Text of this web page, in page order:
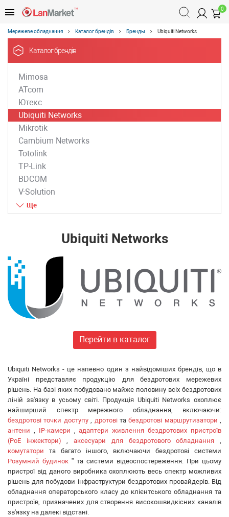
0
Мережеве обладнання Каталог брендів Бренды Ubiquiti Networks
Каталог брендів
Mimosa
ATcom
Ютекс
Ubiquiti Networks
Mikrotik
Cambium Networks
Totolink
TP-Link
BDCOM
V-Solution
ZTE
D-Link
GEAR
Merlion
Dahua
Ruijie
Aruba
Jirous
Ok-net
Cisco
MULTITEST
Tenda
ATIS
CSV
Ripley
Ritar
Fujikura
Ubiquiti Networks
Перейти в каталог
Ubiquiti Networks - це напевно один з найвідоміших брендів, що в
Україні представляє продукцію для бездротових мережевих
рішень. На базі яких побудовано майже половину всіх бездротових
ліній зв'язку в усьому світі. Продукція Ubiquiti Networks охоплює
найширший спектр мережного обладнання, включаючи:
бездротові точки доступу, дротовітабездротові маршрутизатори ,
антени , IP-камери ,адаптери живлення бездротових пристроїв
(PoE інжектори) ,аксесуари для бездротового обладнання ,
комутатори та багато іншого, включаючи бездротові системи
Розумний будинок ” та системи відеоспостереження. При цьому
пристрої від даного виробника охоплюють весь спектр можливих
рішень для побудови інфраструктури бездротових провайдерів. Від
обладнання операторського класу до клієнтського обладнання та
пристроїв, призначених для створення високошвидкісних каналів
зв'язку на далекі відстані.